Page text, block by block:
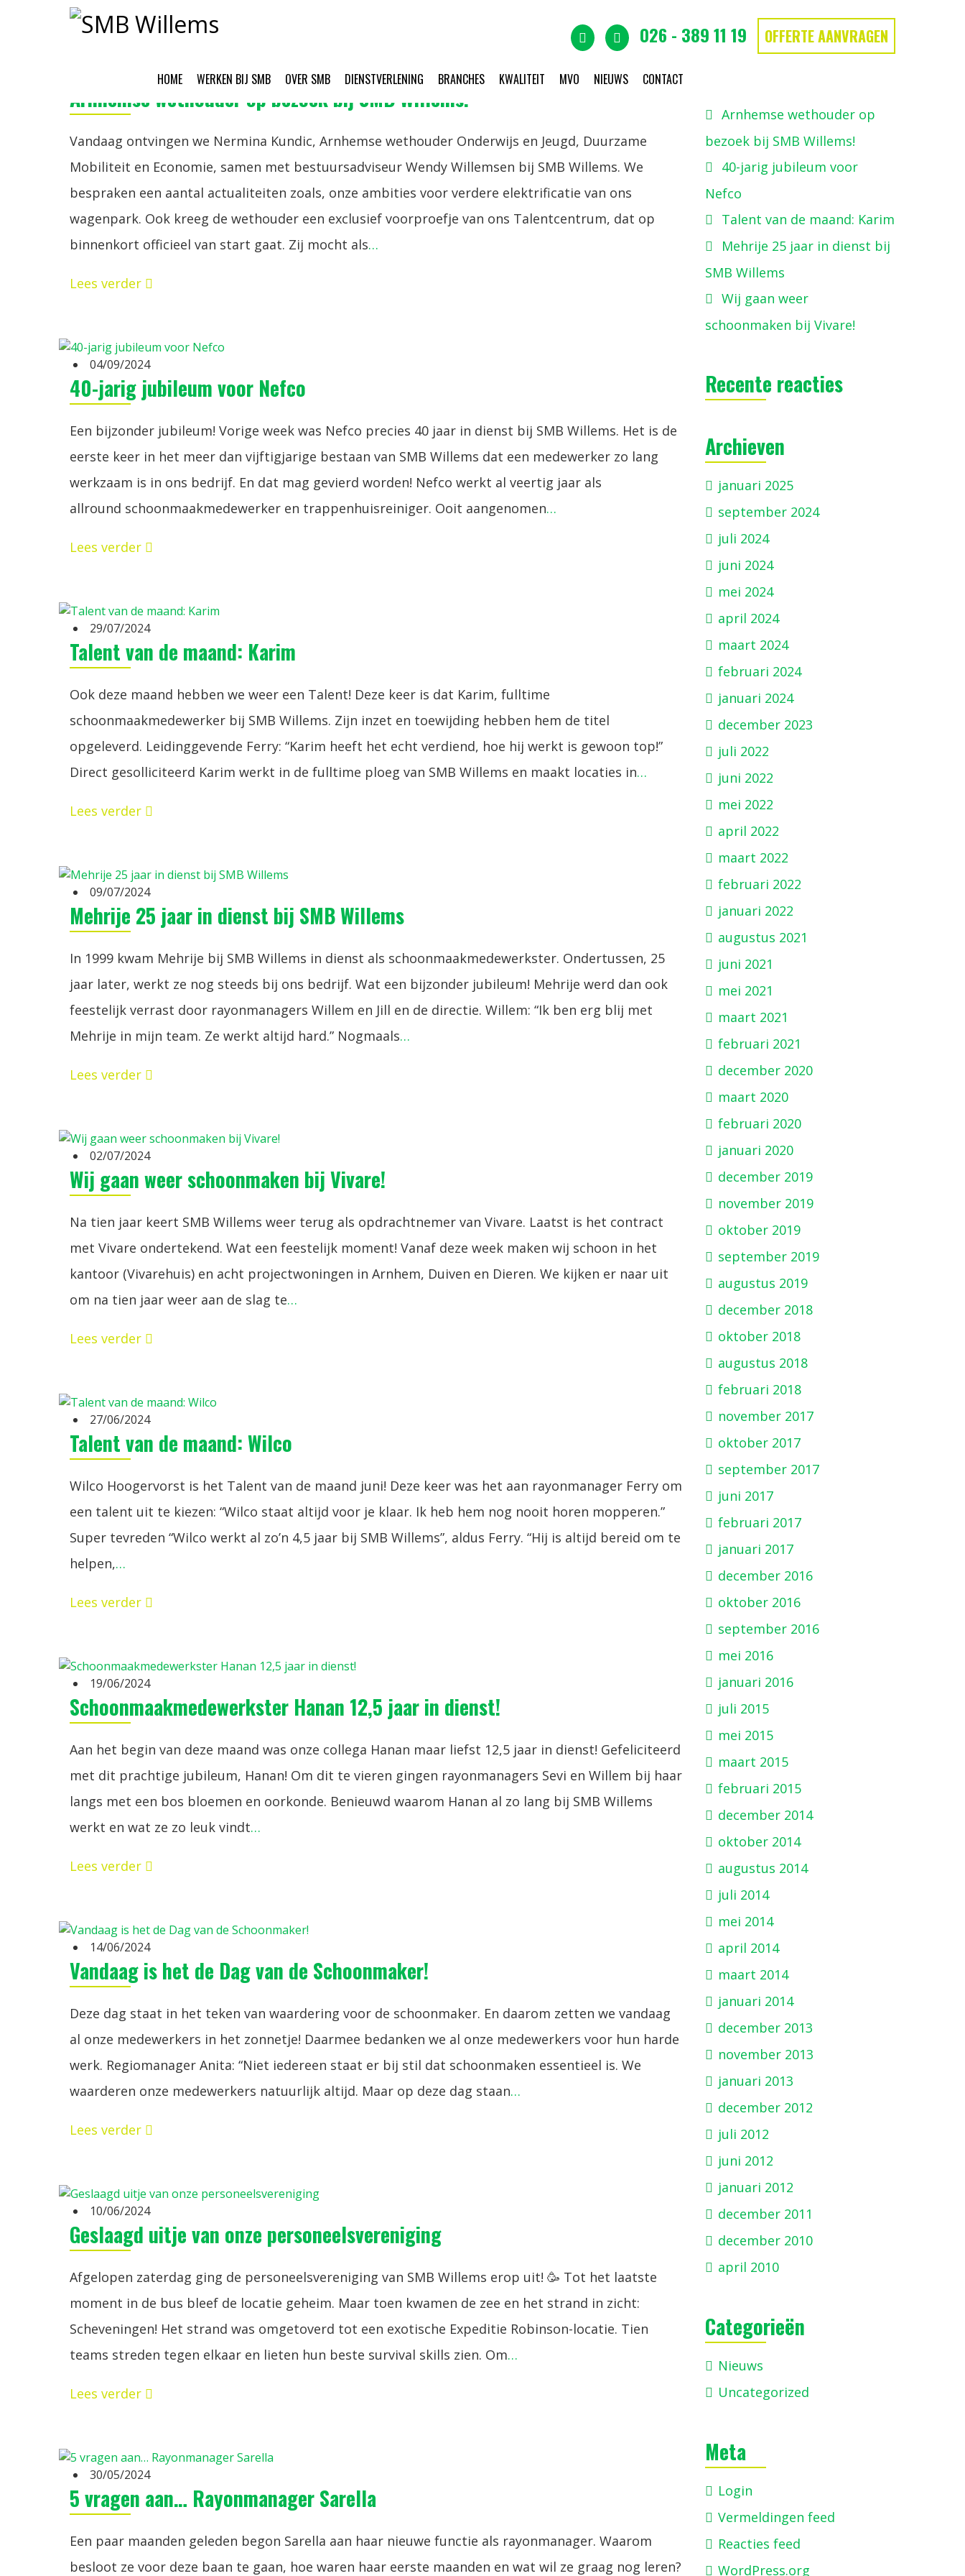
026 - 389 11 19 OFFERTE AANVRAGEN
HOME WERKEN BIJ SMB OVER SMB DIENSTVERLENING BRANCHES KWALITEIT MVO NIEUWS CONTACT
Arnhemse wethouder op bezoek bij SMB Willems!
Vandaag ontvingen we Nermina Kundic, Arnhemse wethouder Onderwijs en Jeugd, Duurzame
Mobiliteit en Economie, samen met bestuursadviseur Wendy Willemsen bij SMB Willems. We
bespraken een aantal actualiteiten zoals, onze ambities voor verdere elektrificatie van ons
wagenpark. Ook kreeg de wethouder een exclusief voorproefje van ons Talentcentrum, dat op
binnenkort officieel van start gaat. Zij mocht als…
Lees verder
04/09/2024
40-jarig jubileum voor Nefco
Een bijzonder jubileum! Vorige week was Nefco precies 40 jaar in dienst bij SMB Willems. Het is de
eerste keer in het meer dan vijftigjarige bestaan van SMB Willems dat een medewerker zo lang
werkzaam is in ons bedrijf. En dat mag gevierd worden! Nefco werkt al veertig jaar als
allround schoonmaakmedewerker en trappenhuisreiniger. Ooit aangenomen…
Lees verder
29/07/2024
Talent van de maand: Karim
Ook deze maand hebben we weer een Talent! Deze keer is dat Karim, fulltime
schoonmaakmedewerker bij SMB Willems. Zijn inzet en toewijding hebben hem de titel
opgeleverd. Leidinggevende Ferry: “Karim heeft het echt verdiend, hoe hij werkt is gewoon top!”
Direct gesolliciteerd Karim werkt in de fulltime ploeg van SMB Willems en maakt locaties in…
Lees verder
09/07/2024
Mehrije 25 jaar in dienst bij SMB Willems
In 1999 kwam Mehrije bij SMB Willems in dienst als schoonmaakmedewerkster. Ondertussen, 25
jaar later, werkt ze nog steeds bij ons bedrijf. Wat een bijzonder jubileum! Mehrije werd dan ook
feestelijk verrast door rayonmanagers Willem en Jill en de directie. Willem: “Ik ben erg blij met
Mehrije in mijn team. Ze werkt altijd hard.” Nogmaals…
Lees verder
02/07/2024
Wij gaan weer schoonmaken bij Vivare!
Na tien jaar keert SMB Willems weer terug als opdrachtnemer van Vivare. Laatst is het contract
met Vivare ondertekend. Wat een feestelijk moment! Vanaf deze week maken wij schoon in het
kantoor (Vivarehuis) en acht projectwoningen in Arnhem, Duiven en Dieren. We kijken er naar uit
om na tien jaar weer aan de slag te…
Lees verder
27/06/2024
Talent van de maand: Wilco
Wilco Hoogervorst is het Talent van de maand juni! Deze keer was het aan rayonmanager Ferry om
een talent uit te kiezen: “Wilco staat altijd voor je klaar. Ik heb hem nog nooit horen mopperen.”
Super tevreden “Wilco werkt al zo’n 4,5 jaar bij SMB Willems”, aldus Ferry. “Hij is altijd bereid om te
helpen,…
Lees verder
19/06/2024
Schoonmaakmedewerkster Hanan 12,5 jaar in dienst!
Aan het begin van deze maand was onze collega Hanan maar liefst 12,5 jaar in dienst! Gefeliciteerd
met dit prachtige jubileum, Hanan! Om dit te vieren gingen rayonmanagers Sevi en Willem bij haar
langs met een bos bloemen en oorkonde. Benieuwd waarom Hanan al zo lang bij SMB Willems
werkt en wat ze zo leuk vindt…
Lees verder
14/06/2024
Vandaag is het de Dag van de Schoonmaker!
Deze dag staat in het teken van waardering voor de schoonmaker. En daarom zetten we vandaag
al onze medewerkers in het zonnetje! Daarmee bedanken we al onze medewerkers voor hun harde
werk. Regiomanager Anita: “Niet iedereen staat er bij stil dat schoonmaken essentieel is. We
waarderen onze medewerkers natuurlijk altijd. Maar op deze dag staan…
Lees verder
10/06/2024
Geslaagd uitje van onze personeelsvereniging
Afgelopen zaterdag ging de personeelsvereniging van SMB Willems erop uit! 🥳 Tot het laatste
moment in de bus bleef de locatie geheim. Maar toen kwamen de zee en het strand in zicht:
Scheveningen! Het strand was omgetoverd tot een exotische Expeditie Robinson-locatie. Tien
teams streden tegen elkaar en lieten hun beste survival skills zien. Om…
Lees verder
30/05/2024
5 vragen aan… Rayonmanager Sarella
Een paar maanden geleden begon Sarella aan haar nieuwe functie als rayonmanager. Waarom
besloot ze voor deze baan te gaan, hoe waren haar eerste maanden en wat wil ze graag nog leren?
Arnhemse wethouder op
bezoek bij SMB Willems!
40-jarig jubileum voor
Nefco
Talent van de maand: Karim
Mehrije 25 jaar in dienst bij
SMB Willems
Wij gaan weer
schoonmaken bij Vivare!
Recente reacties
Archieven
januari 2025
september 2024
juli 2024
juni 2024
mei 2024
april 2024
maart 2024
februari 2024
januari 2024
december 2023
juli 2022
juni 2022
mei 2022
april 2022
maart 2022
februari 2022
januari 2022
augustus 2021
juni 2021
mei 2021
maart 2021
februari 2021
december 2020
maart 2020
februari 2020
januari 2020
december 2019
november 2019
oktober 2019
september 2019
augustus 2019
december 2018
oktober 2018
augustus 2018
februari 2018
november 2017
oktober 2017
september 2017
juni 2017
februari 2017
januari 2017
december 2016
oktober 2016
september 2016
mei 2016
januari 2016
juli 2015
mei 2015
maart 2015
februari 2015
december 2014
oktober 2014
augustus 2014
juli 2014
mei 2014
april 2014
maart 2014
januari 2014
december 2013
november 2013
januari 2013
december 2012
juli 2012
juni 2012
januari 2012
december 2011
december 2010
april 2010
Categorieën
Nieuws
Uncategorized
Meta
Login
Vermeldingen feed
Reacties feed
WordPress.org